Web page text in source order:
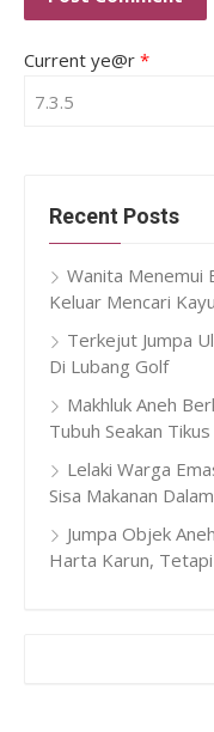
Current ye@r *
Recent Posts
Wanita Menemui
Keluar Mencari
Terkejut Jumpa
Di Lubang Golf
Makhluk Aneh
Tubuh Seakan
Lelaki Warga
Sisa Makanan
Jumpa Objek
Harta Karun,